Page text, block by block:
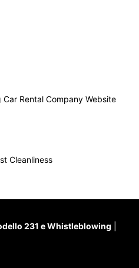
Car Rental Company Website
Cleanliness
231 e Whistleblowing